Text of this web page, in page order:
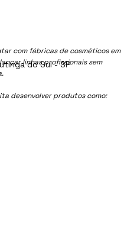
com fábricas de cosméticos em
linhas profissionais sem
desenvolver produtos como:
do Sul - SP